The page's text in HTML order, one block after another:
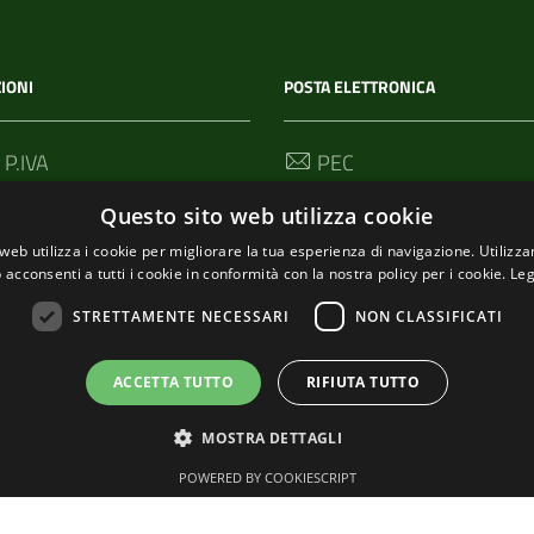
POSTA ELETTRONICA
PEC
comunediriomaggiore.it
Email
Questo sito web utilizza cookie
utilizza i cookie per migliorare la tua esperienza di navigazione.
acconsenti a tutti i cookie in conformità con la nostra policy per i cookie.
STRETTAMENTE NECESSARI NON CLASSIFICATI
ACCETTA TUTTO RIFIUTA TUTTO
MOSTRA DETTAGLI
POWERED BY COOKIESCRIPT